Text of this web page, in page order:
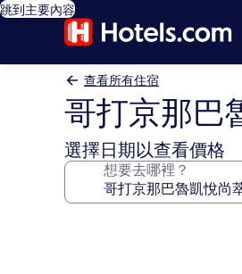
跳到主要內容
查看所有住宿
哥打京那巴
選擇日期以查看價格
想要去哪裡？